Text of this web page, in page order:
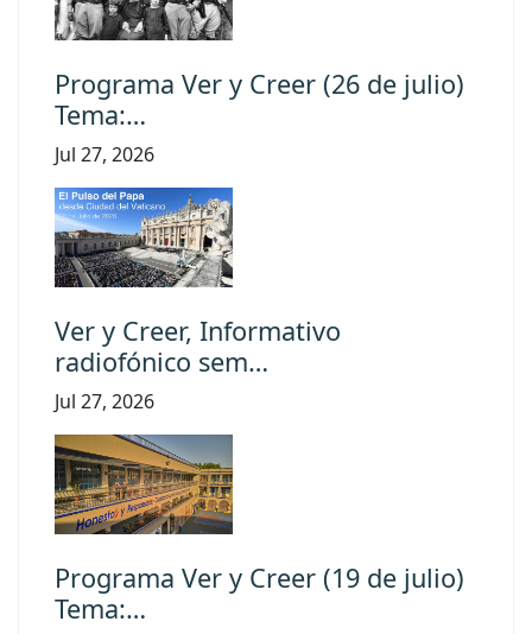
Programa Ver y Creer (26 de julio)
Tema:…
Jul 27, 2026
Ver y Creer, Informativo
radiofónico sem…
Jul 27, 2026
Programa Ver y Creer (19 de julio)
Tema:…